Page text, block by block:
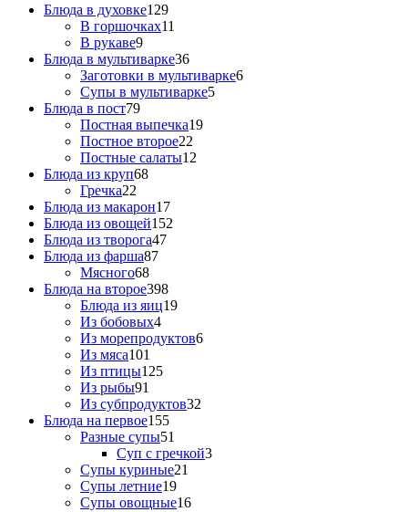
Блюда в духовке129
В горшочках11
В рукаве9
Блюда в мультиварке36
Заготовки в мультиварке6
Супы в мультиварке5
Блюда в пост79
Постная выпечка19
Постное второе22
Постные салаты12
Блюда из круп68
Гречка22
Блюда из макарон17
Блюда из овощей152
Блюда из творога47
Блюда из фарша87
Мясного68
Блюда на второе398
Блюда из яиц19
Из бобовых4
Из морепродуктов6
Из мяса101
Из птицы125
Из рыбы91
Из субпродуктов32
Блюда на первое155
Разные супы51
Суп с гречкой3
Супы куриные21
Супы летние19
Супы овощные16